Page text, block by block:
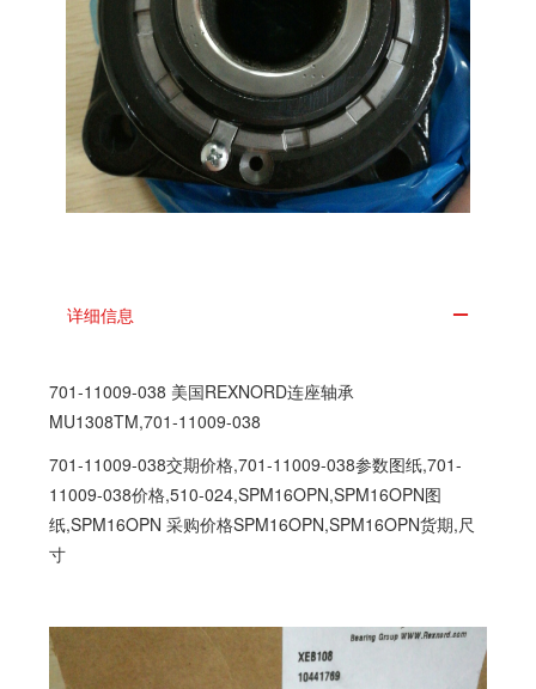
详细信息
701-11009-038 美国REXNORD连座轴承
MU1308TM,701-11009-038
701-11009-038交期价格,701-11009-038参数图纸,701-
11009-038价格,510-024,SPM16OPN,SPM16OPN图
纸,SPM16OPN 采购价格SPM16OPN,SPM16OPN货期,尺
寸